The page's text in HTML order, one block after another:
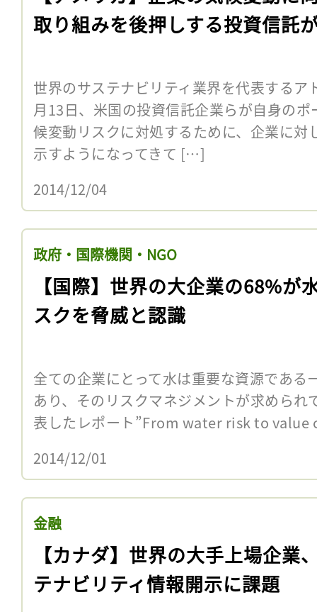
取り組みを後押しする投資信託
世界のサステナビリティ業界を代表するア
月13日、米国の投資信託企業らが自身の
候変動リスクに対処するために、企業に対
示すようになってきて […]
2014/12/04
政府・国際機関・NGO
【国際】世界の大企業の68%が
スクを脅威と認識
全ての企業にとって水は重要な資源である
あり、そのリスクマネジメントが求められ
表したレポート”From water risk to
2014/12/01
金融
【カナダ】世界の大手上場企業
テナビリティ情報開示に課題